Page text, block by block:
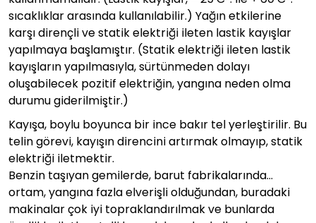
sıcaklıklar arasında kullanılabilir.) Yağın etkilerine
karşı dirençli ve statik elektriği ileten lastik kayışlar
yapılmaya başlamıştır. (Statik elektriği ileten lastik
kayışların yapılmasıyla, sürtünmeden dolayı
oluşabilecek pozitif elektriğin, yangına neden olma
durumu giderilmiştir.)
Kayışa, boylu boyunca bir ince bakır tel yerleştirilir. Bu
telin görevi, kayışın direncini artırmak olmayıp, statik
elektriği iletmektir.
Benzin taşıyan gemilerde, barut fabrikalarında…
ortam, yangına fazla elverişli olduğundan, buradaki
makinalar çok iyi topraklandırılmak ve bunlarda